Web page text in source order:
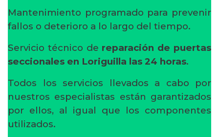
Mantenimiento programado para prevenir
fallos o deterioro a lo largo del tiempo.
Servicio técnico de reparación de puertas
seccionales en Loriguilla las 24 horas.
Todos los servicios llevados a cabo por
nuestros especialistas están garantizados
por ellos, al igual que los componentes
utilizados.